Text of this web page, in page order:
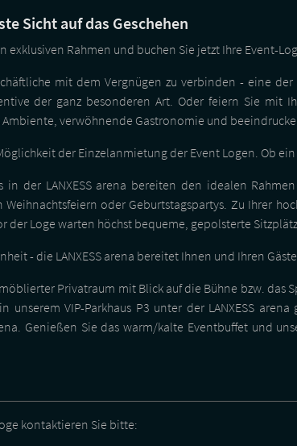
Sicht auf das Geschehen
exklusiven Rahmen und buchen Sie jetzt Ihre Event-
mit dem Vergnügen zu verbinden - eine
der ganz besonderen Art. Oder feiern Sie mit
verwöhnende Gastronomie und
der Einzelanmietung der Event Logen. Ob
in der LANXESS arena bereiten den idealen
oder Geburtstagspartys. Zu Ihrer
der Loge warten höchst bequeme, gepolsterte
- die LANXESS arena bereitet Ihnen und Ihren
Privatraum mit Blick auf die Bühne bzw. das
unserem VIP-Parkhaus P3 unter der LANXESS
Genießen Sie das warm/kalte Eventbuffet und
kontaktieren Sie bitte: